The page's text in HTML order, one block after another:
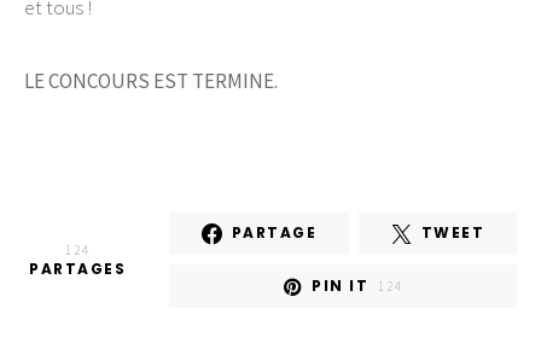
et tous !
LE CONCOURS EST TERMINE.
124
PARTAGES
PARTAGE TWEET
PIN IT 124